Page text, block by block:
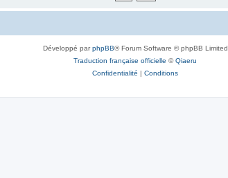
Développé parphpBB® Forum Software © phpBB Limited
Traduction française officielle ©Qiaeru
Confidentialité | Conditions